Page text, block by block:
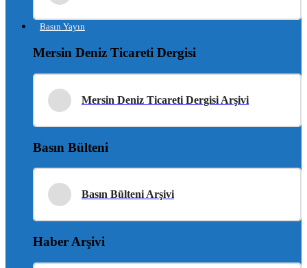
Basın Yayın
Mersin Deniz Ticareti Dergisi
Mersin Deniz Ticareti Dergisi Arşivi
Basın Bülteni
Basın Bülteni Arşivi
Haber Arşivi